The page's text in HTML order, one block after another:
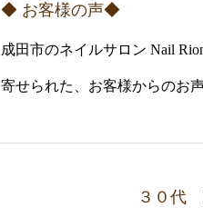
◆ お客様の声◆
成田市のネイルサロン Nail
寄せられた、お客様からのお
３０代